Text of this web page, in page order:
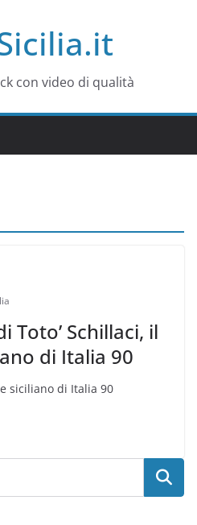
con video di qualità
Toto’ Schillaci, il
di Italia 90
siciliano di Italia 90